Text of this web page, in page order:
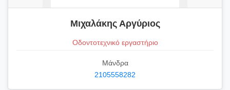
Μιχαλάκης Αργύριος
Οδοντοτεχνικό εργαστήριο
Μάνδρα
2105558282